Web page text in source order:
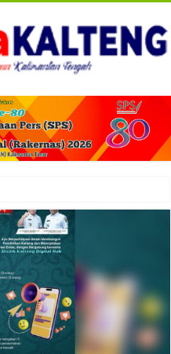
Tunjangan Pemdes dan BPD di